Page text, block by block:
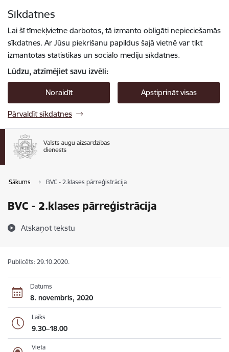
Sīkdatnes
Lai šī tīmekļvietne darbotos, tā izmanto obligāti nepieciešamās
sīkdatnes. Ar Jūsu piekrišanu papildus šajā vietnē var tikt
izmantotas statistikas un sociālo mediju sīkdatnes.
Lūdzu, atzīmējiet savu izvēli:
Noraidīt Apstiprināt visas
Pārvaldīt sīkdatnes
Sākums BVC - 2.klases pārreģistrācija
BVC - 2.klases pārreģistrācija
Atskaņot tekstu
Publicēts: 29.10.2020.
Datums
8. novembris, 2020
Laiks
9.30–18.00
Vieta